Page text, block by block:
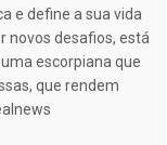
e define a sua vida
novos desafios, está
escorpiana que
que rendem